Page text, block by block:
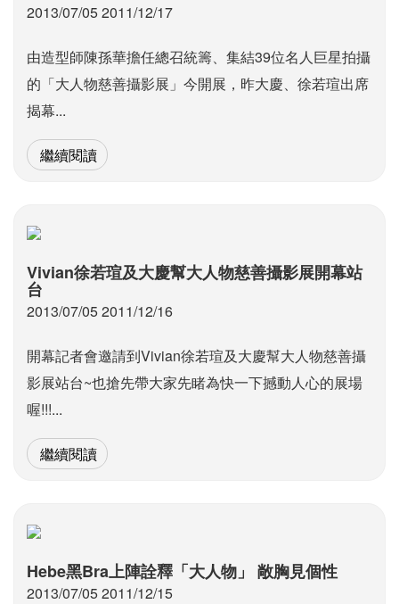
2013/07/05 2011/12/17
由造型師陳孫華擔任總召統籌、集結39位名人巨星拍攝
的「大人物慈善攝影展」今開展，昨大慶、徐若瑄出席
揭幕...
繼續閱讀
Vivian徐若瑄及大慶幫大人物慈善攝影展開幕站
台
2013/07/05 2011/12/16
開幕記者會邀請到Vivian徐若瑄及大慶幫大人物慈善攝
影展站台~也搶先帶大家先睹為快一下撼動人心的展場
喔!!!...
繼續閱讀
Hebe黑Bra上陣詮釋「大人物」 敞胸見個性
2013/07/05 2011/12/15